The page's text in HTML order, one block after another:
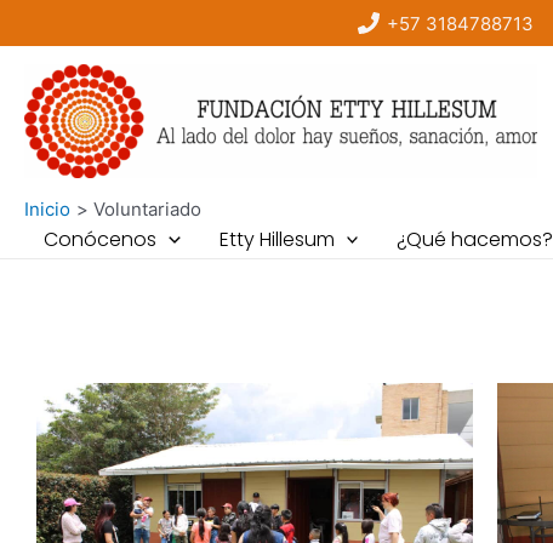
al
contenido
+57 3184788713
Inicio Voluntariado
Conócenos Etty Hillesum ¿Qué hacemos?